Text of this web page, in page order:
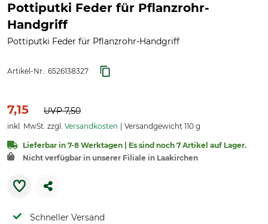
Pottiputki Feder für Pflanzrohr-
Handgriff
Pottiputki Feder für Pflanzrohr-Handgriff
Artikel-Nr.: 6526138327
7,15 UVP7,50
inkl. MwSt. zzgl. Versandkosten Versandgewicht 110 g
Lieferbar in 7-8 Werktagen | Es sind noch 7 Artikel auf Lager.
Nicht verfügbar in unserer Filiale in Laakirchen
Schneller Versand